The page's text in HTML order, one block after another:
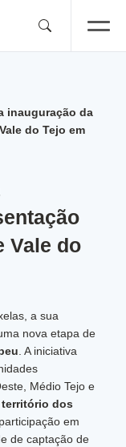
inauguração da
do Tejo em
Vale do
a sua
nova etapa de
. A iniciativa
Médio Tejo e
dos
em
de captação de